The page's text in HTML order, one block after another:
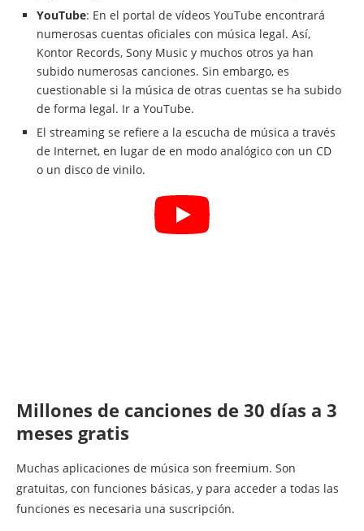
YouTube: En el portal de vídeos YouTube encontrará
numerosas cuentas oficiales con música legal. Así,
Kontor Records, Sony Music y muchos otros ya han
subido numerosas canciones. Sin embargo, es
cuestionable si la música de otras cuentas se ha subido
de forma legal. Ir a YouTube.
El streaming se refiere a la escucha de música a través
de Internet, en lugar de en modo analógico con un CD
o un disco de vinilo.
Millones de canciones de 30 días a 3
meses gratis
Muchas aplicaciones de música son freemium. Son
gratuitas, con funciones básicas, y para acceder a todas las
funciones es necesaria una suscripción.